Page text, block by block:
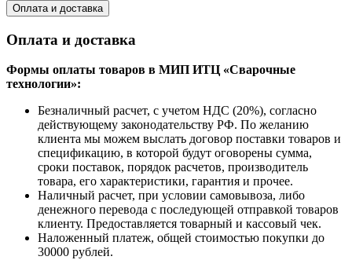
Оплата и доставка
Оплата и доставка
Формы оплаты товаров в МИП ИТЦ «Сварочные
технологии»:
Безналичный расчет, с учетом НДС (20%), согласно
действующему законодательству РФ. По желанию
клиента мы можем выслать договор поставки товаров и
спецификацию, в которой будут оговорены сумма,
сроки поставок, порядок расчетов, производитель
товара, его характеристики, гарантия и прочее.
Наличный расчет, при условии самовывоза, либо
денежного перевода с последующей отправкой товаров
клиенту. Предоставляется товарный и кассовый чек.
Наложенный платеж, общей стоимостью покупки до
30000 рублей.